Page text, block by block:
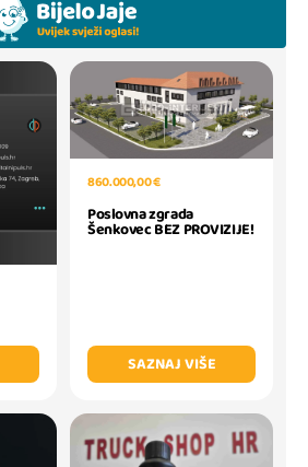
860.000,00 €
Poslovna zgrada
Šenkovec BEZ PROVIZIJE!
SAZNAJ VIŠE